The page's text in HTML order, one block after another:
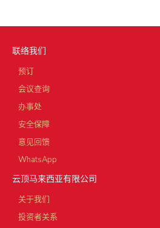
联络我们
预订
会议查询
办事处
安全保障
意见回馈
WhatsApp
云顶马来西亚有限公司
关于我们
投资者关系